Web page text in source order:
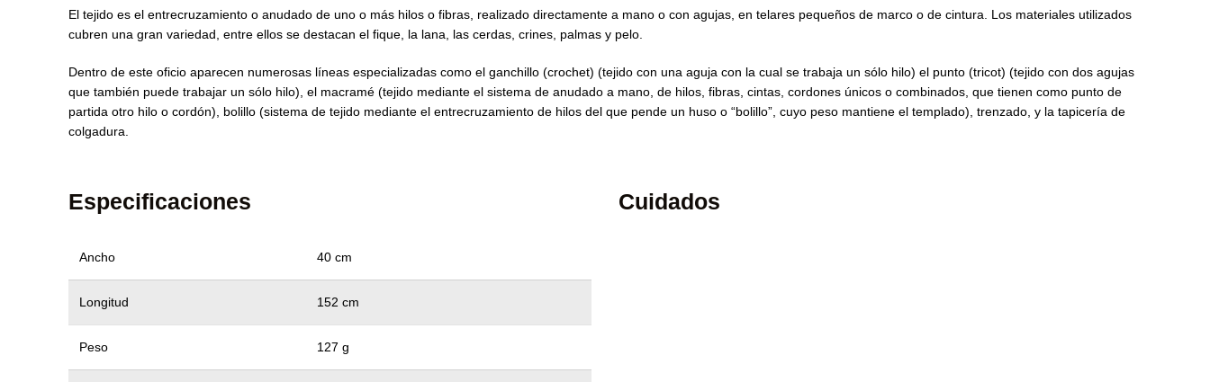
El tejido es el entrecruzamiento o anudado de uno o más hilos o fibras, realizado directamente a mano o con agujas, en telares pequeños de marco o de cintura. Los materiales utilizados
cubren una gran variedad, entre ellos se destacan el fique, la lana, las cerdas, crines, palmas y pelo.
Dentro de este oficio aparecen numerosas líneas especializadas como el ganchillo (crochet) (tejido con una aguja con la cual se trabaja un sólo hilo) el punto (tricot) (tejido con dos agujas
que también puede trabajar un sólo hilo), el macramé (tejido mediante el sistema de anudado a mano, de hilos, fibras, cintas, cordones únicos o combinados, que tienen como punto de
partida otro hilo o cordón), bolillo (sistema de tejido mediante el entrecruzamiento de hilos del que pende un huso o “bolillo”, cuyo peso mantiene el templado), trenzado, y la tapicería de
colgadura.
Especificaciones
Ancho 40 cm
Longitud 152 cm
Peso 127 g
Cuidados